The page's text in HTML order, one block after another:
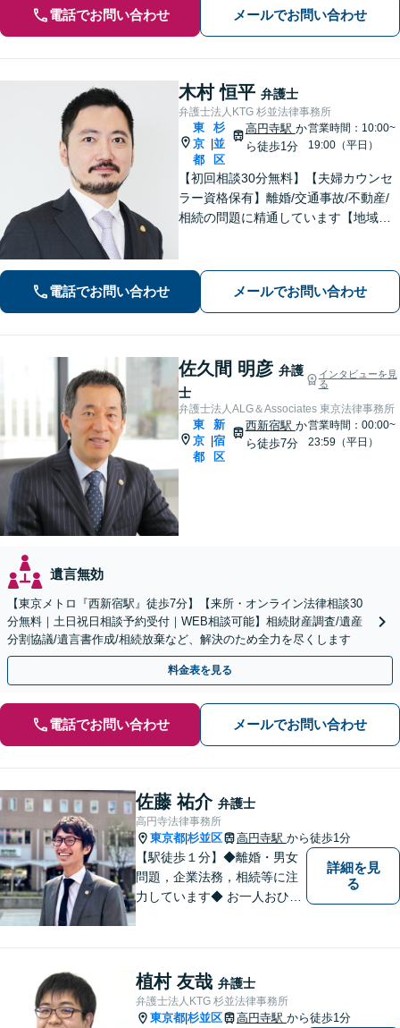
電話でお問い合わせ メールでお問い合わせ
木村 恒平 弁護士
弁護士法人KTG 杉並法律事務所
東
京
都
杉
並
区
高円寺駅 か
ら徒歩1分
営業時間：10:00~
19:00（平日）
【初回相談30分無料】【夫婦カウンセ
ラー資格保有】離婚/交通事故/不動産/
相続の問題に精通しています【地域に
指し、日々邁進しております【夜間・
土日相談可】
電話でお問い合わせ メールでお問い合わせ
佐久間 明彦 弁護
士
インタビューを見
る
弁護士法人ALG＆Associates 東京法律事務所
東
京
都
新
宿
区
西新宿駅 か
ら徒歩7分
営業時間：00:00~
23:59（平日）
遺言無効
【東京メトロ『西新宿駅』徒歩7分】【来所・オンライン法律相談30
分無料｜土日祝日相談予約受付｜WEB相談可能】相続財産調査/遺産
分割協議/遺言書作成/相続放棄など、解決のため全力を尽くします
料金表を見る
電話でお問い合わせ メールでお問い合わせ
佐藤 祐介 弁護士
高円寺法律事務所
東京都 杉並区 高円寺駅 から徒歩1分
【駅徒歩１分】◆離婚・男女
問題，企業法務，相続等に注
力しています◆ お一人おひと
詳細を見
る
植村 友哉 弁護士
弁護士法人KTG 杉並法律事務所
東京都 杉並区 高円寺駅 から徒歩1分